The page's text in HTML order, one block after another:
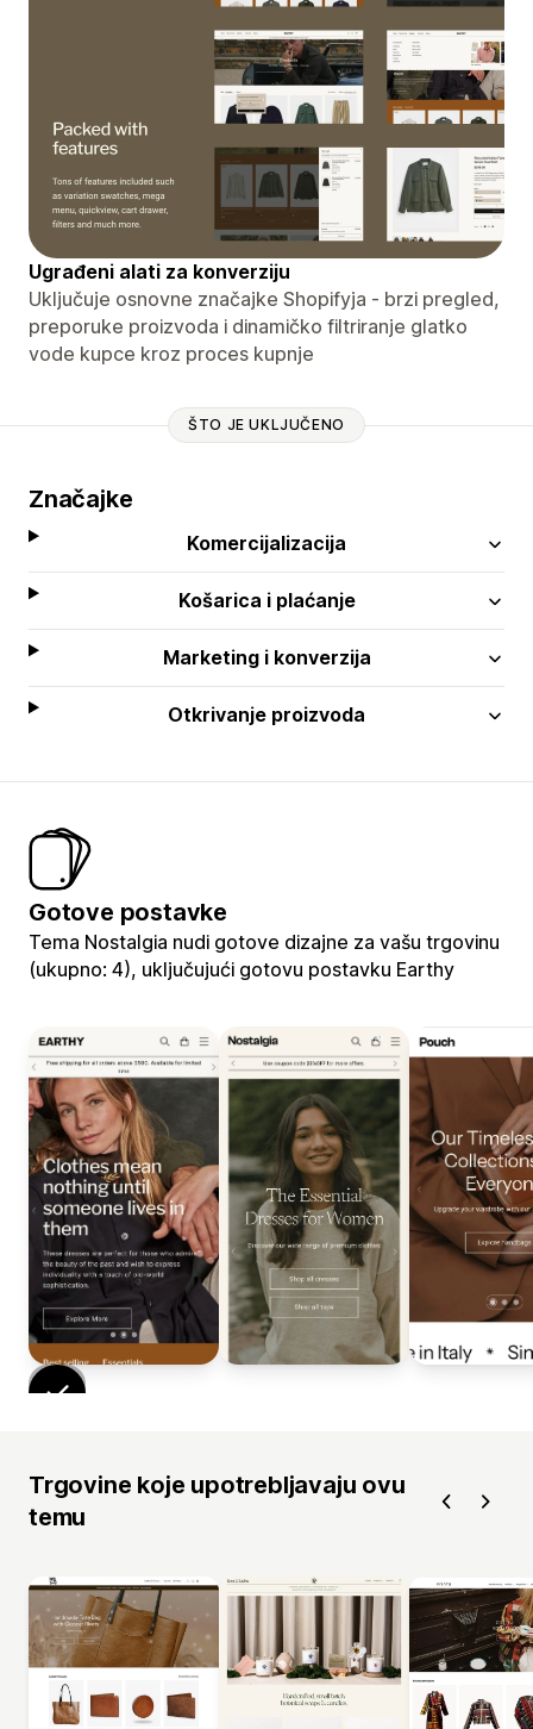
Ugrađeni alati za konverziju
Uključuje osnovne značajke Shopifyja - brzi pregled,
preporuke proizvoda i dinamičko filtriranje glatko
vode kupce kroz proces kupnje
ŠTO JE UKLJUČENO
Značajke
Komercijalizacija
Košarica i plaćanje
Marketing i konverzija
Otkrivanje proizvoda
Gotove postavke
Tema Nostalgia nudi gotove dizajne za vašu trgovinu
(ukupno: 4), uključujući gotovu postavku Earthy
Trgovine koje upotrebljavaju ovu
temu